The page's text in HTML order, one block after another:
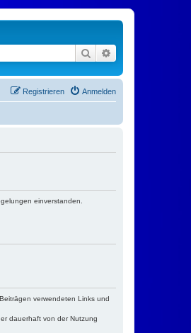
Suche
Anmelden
Registrieren
einverstanden.
verwendeten Links und
dauerhaft von der Nutzung